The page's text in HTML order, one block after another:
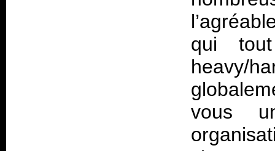
qui
heavy/
vous